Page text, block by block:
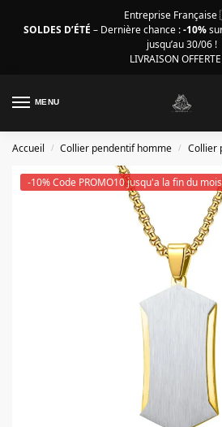
Entreprise
SOLDES D’ÉTÉ – Dernière chance :-10%
jusqu’au 30/06 !
LIVRAISON
MENU
Accueil / Collier pendentif homme / Collier
-10% Code PROMO10 jusqu'a la fin du mois